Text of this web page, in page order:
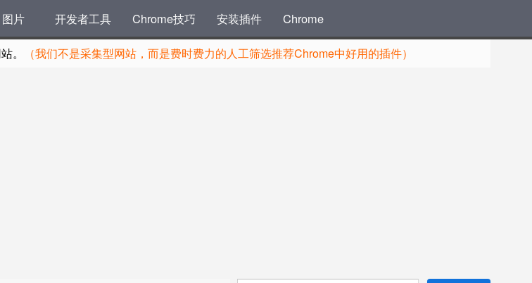
图片 开发者工具 Chrome技巧 安装插件 Chrome
。 （我们不是采集型网站，而是费时费力的人工筛选推荐Chrome中好用的插件）